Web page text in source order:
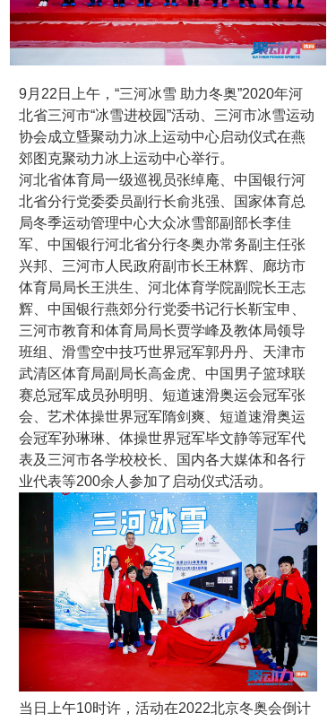
9月22日上午，“三河冰雪 助力冬奥”2020年河
北省三河市“冰雪进校园”活动、三河市冰雪运动
协会成立曁聚动力冰上运动中心启动仪式在燕
郊图克聚动力冰上运动中心举行。
河北省体育局一级巡视员张绰庵、中国银行河
北省分行党委委员副行长俞兆强、国家体育总
局冬季运动管理中心大众冰雪部副部长李佳
军、中国银行河北省分行冬奥办常务副主任张
兴邦、三河市人民政府副市长王林辉、廊坊市
体育局局长王洪生、河北体育学院副院长王志
辉、中国银行燕郊分行党委书记行长靳宝申、
三河市教育和体育局局长贾学峰及教体局领导
班组、滑雪空中技巧世界冠军郭丹丹、天津市
武清区体育局副局长高金虎、中国男子篮球联
赛总冠军成员孙明明、短道速滑奥运会冠军张
会、艺术体操世界冠军隋剑爽、短道速滑奥运
会冠军孙琳琳、体操世界冠军毕文静等冠军代
表及三河市各学校校长、国内各大媒体和各行
业代表等200余人参加了启动仪式活动。
当日上午10时许，活动在2022北京冬奥会倒计